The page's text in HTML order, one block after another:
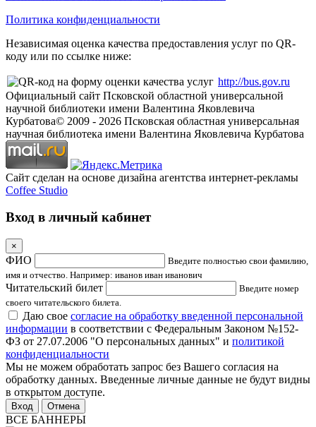
Политика конфиденциальности
Независимая оценка качества предоставления услуг по QR-
коду или по ссылке ниже:
http://bus.gov.ru
Официальный сайт Псковской областной универсальной
научной библиотеки имени Валентина Яковлевича
Курбатова© 2009 - 2026 Псковская областная универсальная
научная библиотека имени Валентина Яковлевича Курбатова
Сайт сделан на основе дизайна агентства интернет-рекламы
Coffee Studio
Вход в личный кабинет
×
ФИО
Введите полностью свои фамилию,
имя и отчество. Например: иванов иван иванович
Читательский билет
Введите номер
своего читательского билета.
Даю свое согласие на обработку введенной персональной
информации в соответствии с Федеральным Законом №152-
ФЗ от 27.07.2006 "О персональных данных" и политикой
конфиденциальности
Мы не можем обработать запрос без Вашего согласия на
обработку данных. Введенные личные данные не будут видны
в открытом доступе.
Отмена
ВСЕ БАННЕРЫ